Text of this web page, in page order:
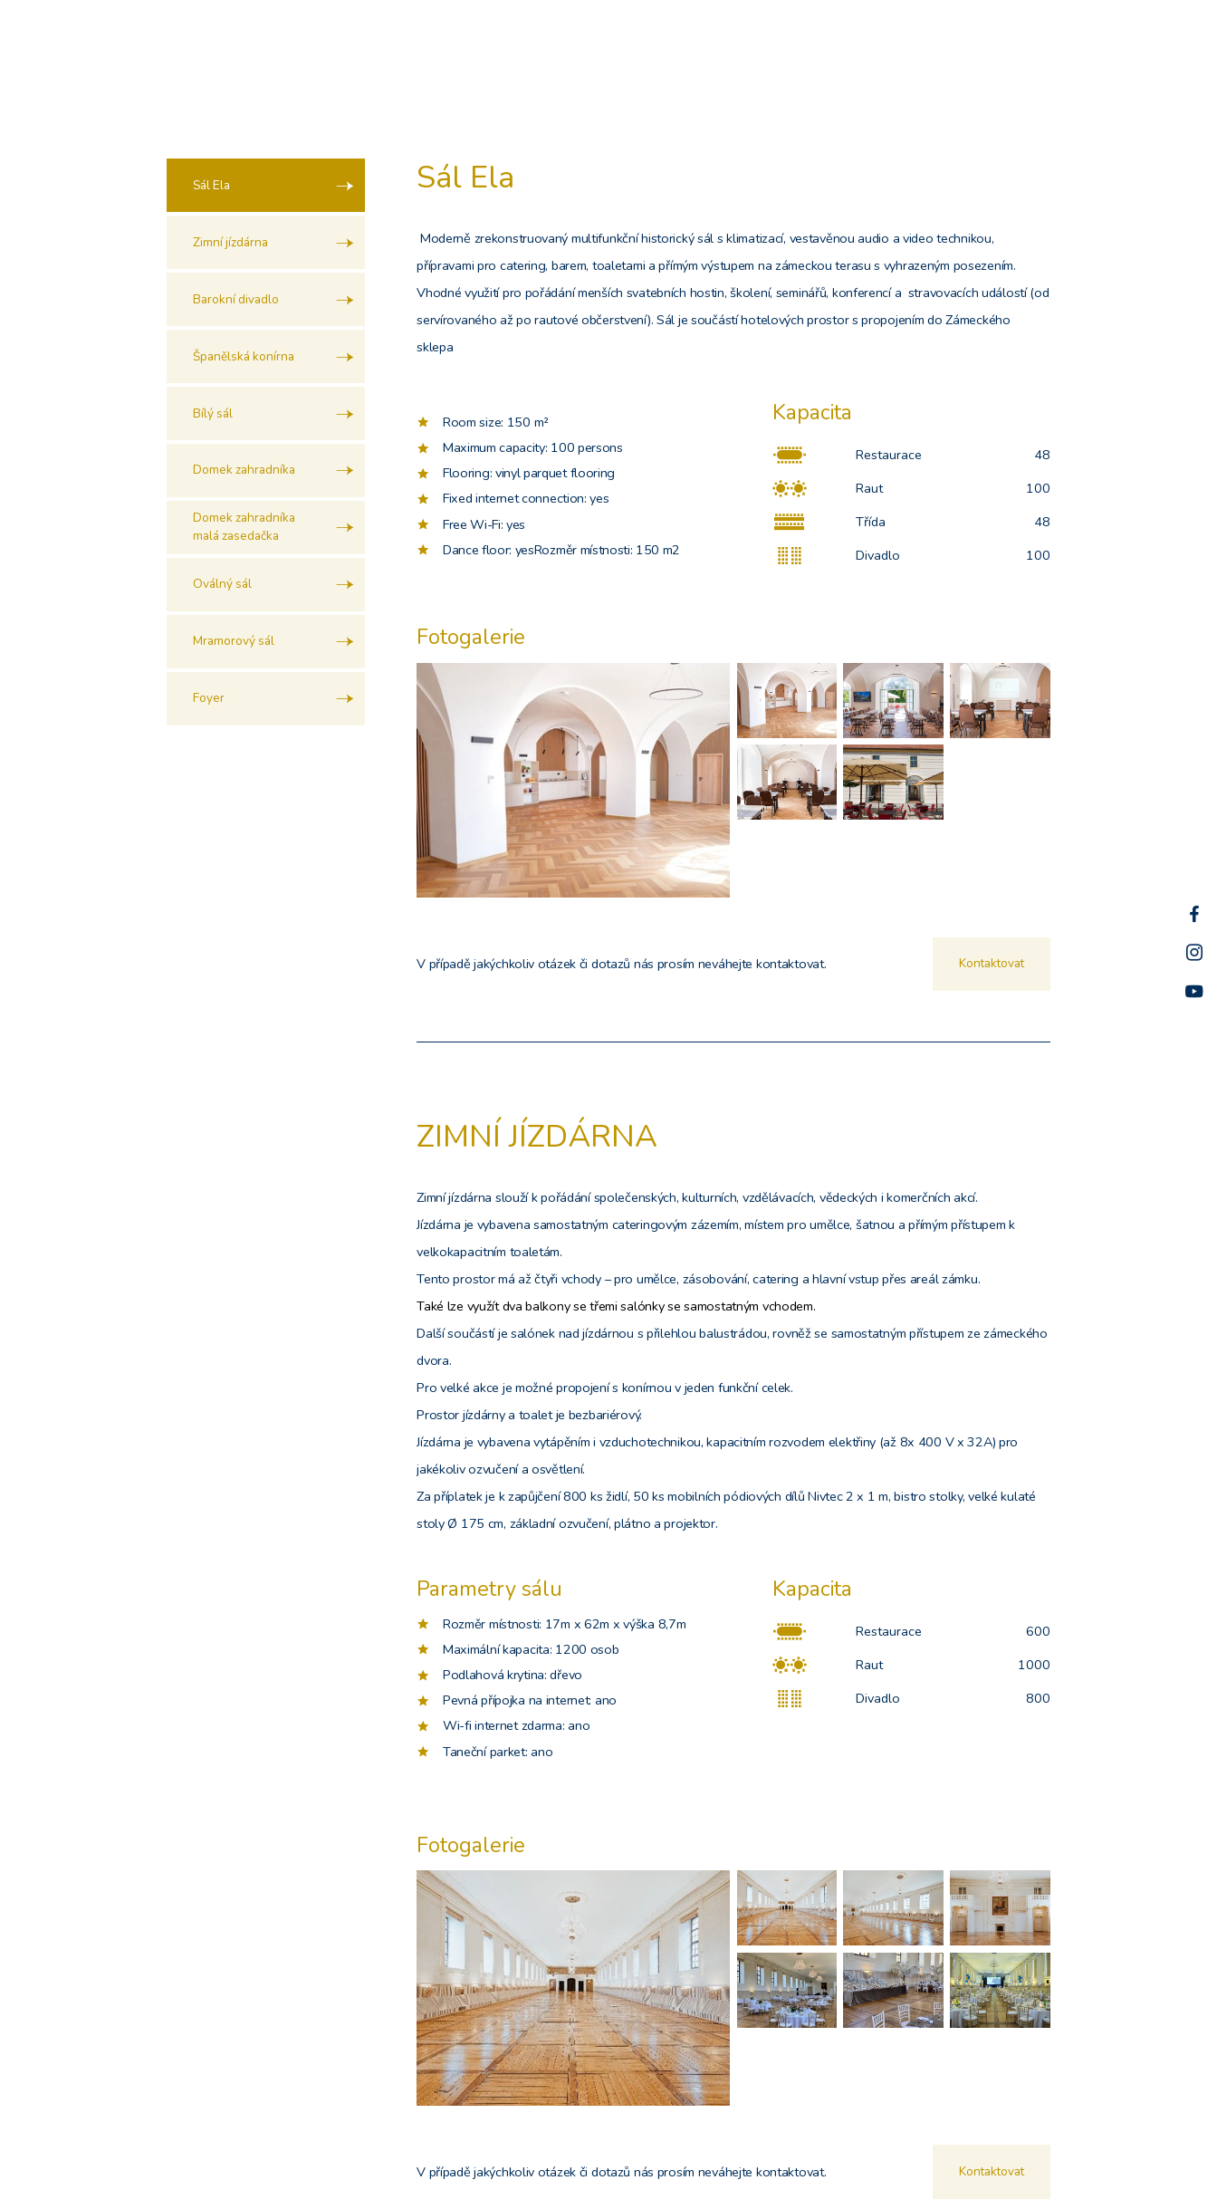
Sál Ela
Zimní jízdárna
Barokní divadlo
Španělská konírna
Bílý sál
Domek zahradníka
Domek zahradníka
malá zasedačka
Oválný sál
Mramorový sál
Foyer
Sál Ela
Moderně zrekonstruovaný multifunkční historický sál s klimatizací, vestavěnou audio a video technikou,
přípravami pro catering, barem, toaletami a přímým výstupem na zámeckou terasu s vyhrazeným posezením.
Vhodné využití pro pořádání menších svatebních hostin, školení, seminářů, konferencí a stravovacích událostí (od
servírovaného až po rautové občerstvení). Sál je součástí hotelových prostor s propojením do Zámeckého
sklepa
Room size: 150 m²
Maximum capacity: 100 persons
Flooring: vinyl parquet flooring
Fixed internet connection: yes
Free Wi-Fi: yes
Dance floor: yesRozměr místnosti: 150 m2
Kapacita
Restaurace
48
Raut
100
Třída
48
Divadlo
100
Fotogalerie
V případě jakýchkoliv otázek či dotazů nás prosím neváhejte kontaktovat. Kontaktovat
ZIMNÍ JÍZDÁRNA
Zimní jízdárna slouží k pořádání společenských, kulturních, vzdělávacích, vědeckých i komerčních akcí.
Jízdárna je vybavena samostatným cateringovým zázemím, místem pro umělce, šatnou a přímým přístupem k
velkokapacitním toaletám.
Tento prostor má až čtyři vchody – pro umělce, zásobování, catering a hlavní vstup přes areál zámku.
Také lze využít dva balkony se třemi salónky se samostatným vchodem.
Další součástí je salónek nad jízdárnou s přilehlou balustrádou, rovněž se samostatným přístupem ze zámeckého
dvora.
Pro velké akce je možné propojení s konírnou v jeden funkční celek.
Prostor jízdárny a toalet je bezbariérový.
Jízdárna je vybavena vytápěním i vzduchotechnikou, kapacitním rozvodem elektřiny (až 8x 400 V x 32A) pro
jakékoliv ozvučení a osvětlení.
Za příplatek je k zapůjčení 800 ks židlí, 50 ks mobilních pódiových dílů Nivtec 2 x 1 m, bistro stolky, velké kulaté
stoly Ø 175 cm, základní ozvučení, plátno a projektor.
Parametry sálu
Rozměr místnosti: 17m x 62m x výška 8,7m
Maximální kapacita: 1200 osob
Podlahová krytina: dřevo
Pevná přípojka na internet: ano
Wi-fi internet zdarma: ano
Taneční parket: ano
Kapacita
Restaurace
600
Raut
1000
Divadlo
800
Fotogalerie
V případě jakýchkoliv otázek či dotazů nás prosím neváhejte kontaktovat. Kontaktovat